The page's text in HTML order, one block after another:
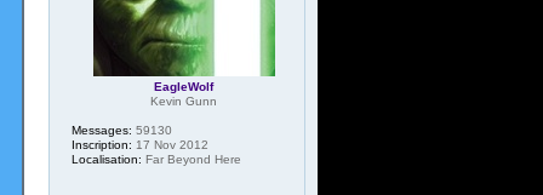
EagleWolf
Kevin Gunn
Messages: 59130
Inscription: 17 Nov 2012
Localisation: Far Beyond Here